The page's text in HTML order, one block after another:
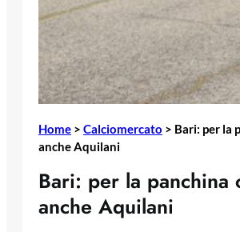
Home > Calciomercato > Bari: per la
anche Aquilani
Bari: per la panchina
anche Aquilani